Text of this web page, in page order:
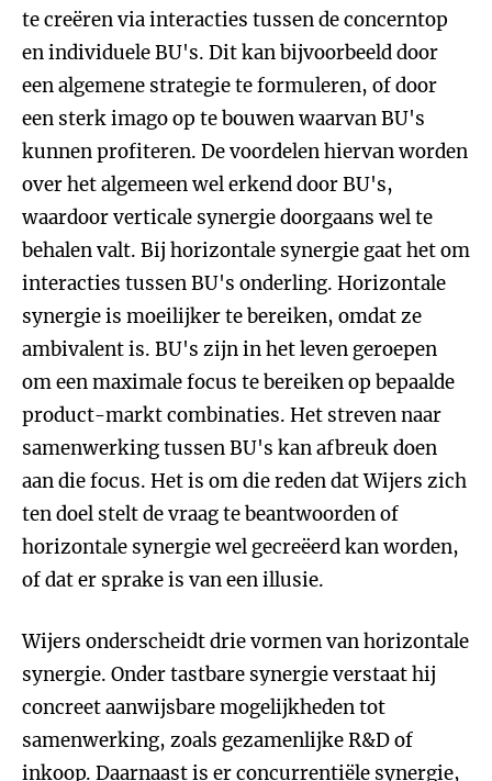
te creëren via interacties tussen de concerntop
en individuele BU's. Dit kan bijvoorbeeld door
een algemene strategie te formuleren, of door
een sterk imago op te bouwen waarvan BU's
kunnen profiteren. De voordelen hiervan worden
over het algemeen wel erkend door BU's,
waardoor verticale synergie doorgaans wel te
behalen valt. Bij horizontale synergie gaat het om
interacties tussen BU's onderling. Horizontale
synergie is moeilijker te bereiken, omdat ze
ambivalent is. BU's zijn in het leven geroepen
om een maximale focus te bereiken op bepaalde
product-markt combinaties. Het streven naar
samenwerking tussen BU's kan afbreuk doen
aan die focus. Het is om die reden dat Wijers zich
ten doel stelt de vraag te beantwoorden of
horizontale synergie wel gecreëerd kan worden,
of dat er sprake is van een illusie.
Wijers onderscheidt drie vormen van horizontale
synergie. Onder tastbare synergie verstaat hij
concreet aanwijsbare mogelijkheden tot
samenwerking, zoals gezamenlijke R&D of
inkoop. Daarnaast is er concurrentiële synergie,